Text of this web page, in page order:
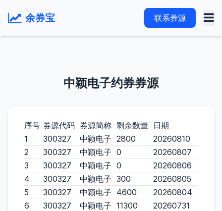
余券宝 联系券源
中颖电子约券券源
序号 券源代码 券源简称 剩余数量 日期
1
300327 中颖电子 2800
20260810
2
300327 中颖电子 0
20260807
3
300327 中颖电子 0
20260806
4
300327 中颖电子 300
20260805
5
300327 中颖电子 4600
20260804
6
300327 中颖电子 11300
20260731